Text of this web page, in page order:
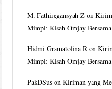
M. Fathiregansyah Z on
Mimpi: Kisah Omjay
Hidmi Gramatolina R on
Mimpi: Kisah Omjay
PakDSus onKiriman yang